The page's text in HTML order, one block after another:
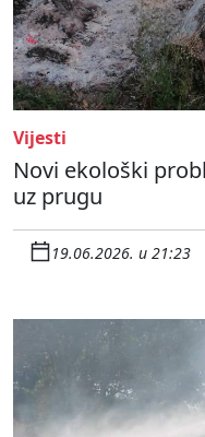
Vijesti
Novi ekološki
uz prugu
19.06.2026. u 21:23